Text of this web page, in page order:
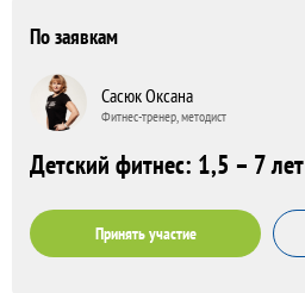
По заявкам
Сасюк Оксана
Фитнес-тренер, методист
Детский фитнес: 1,5 – 7 лет
Принять участие